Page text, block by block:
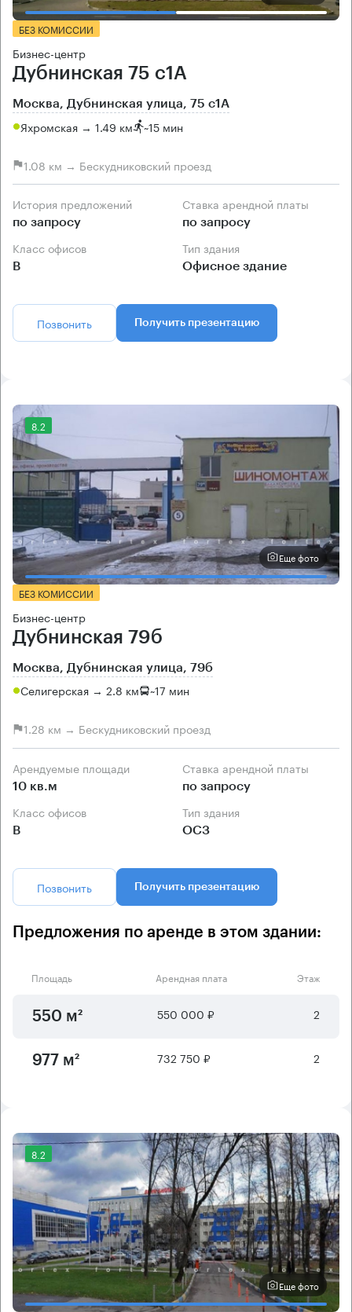
БЕЗ КОМИССИИ
Бизнес-центр
Дубнинская 75 с1А
Москва, Дубнинская улица, 75 с1А
Яхромская → 1.49 км ~15 мин
1.08 км → Бескудниковский проезд
История предложений
по запросу
Ставка арендной платы
по запросу
Класс офисов
B
Тип здания
Офисное здание
Позвонить Получить презентацию
8.2
Еще фото
БЕЗ КОМИССИИ
Бизнес-центр
Дубнинская 79б
Москва, Дубнинская улица, 79б
Селигерская → 2.8 км ~17 мин
1.28 км → Бескудниковский проезд
Арендуемые площади
10 кв.м
Ставка арендной платы
по запросу
Класс офисов
B
Тип здания
ОСЗ
Позвонить Получить презентацию
Предложения по аренде в этом здании:
Площадь Арендная плата Этаж
550 м² 550 000 ₽ 2
977 м² 732 750 ₽ 2
8.2
Еще фото